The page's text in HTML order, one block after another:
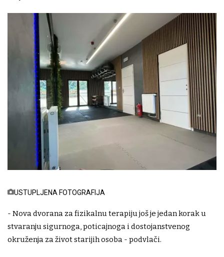
USTUPLJENA FOTOGRAFIJA
- Nova dvorana za fizikalnu terapiju još je jedan korak u
stvaranju sigurnoga, poticajnoga i dostojanstvenog
okruženja za život starijih osoba - podvlači.